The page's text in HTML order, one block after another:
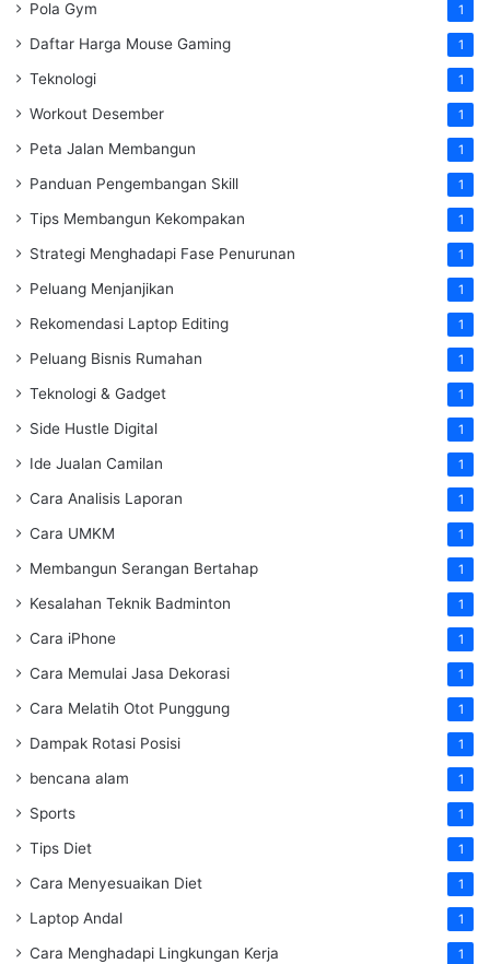
Pola Gym 1
Daftar Harga Mouse Gaming 1
Teknologi 1
Workout Desember 1
Peta Jalan Membangun 1
Panduan Pengembangan Skill 1
Tips Membangun Kekompakan 1
Strategi Menghadapi Fase Penurunan 1
Peluang Menjanjikan 1
Rekomendasi Laptop Editing 1
Peluang Bisnis Rumahan 1
Teknologi & Gadget 1
Side Hustle Digital 1
Ide Jualan Camilan 1
Cara Analisis Laporan 1
Cara UMKM 1
Membangun Serangan Bertahap 1
Kesalahan Teknik Badminton 1
Cara iPhone 1
Cara Memulai Jasa Dekorasi 1
Cara Melatih Otot Punggung 1
Dampak Rotasi Posisi 1
bencana alam 1
Sports 1
Tips Diet 1
Cara Menyesuaikan Diet 1
Laptop Andal 1
Cara Menghadapi Lingkungan Kerja 1